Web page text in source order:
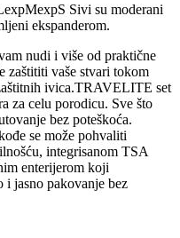
Sivi su moderani
ekspanderom.
nudi i više od praktične
zaštititi vaše stvari tokom
ivica.TRAVELITE set
za celu porodicu. Sve što
bez poteškoća.
se može pohvaliti
integrisanom TSA
enterijerom koji
i jasno pakovanje bez